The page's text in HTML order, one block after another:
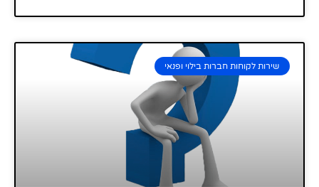
שירות לקוחות חברות בילוי ופנאי